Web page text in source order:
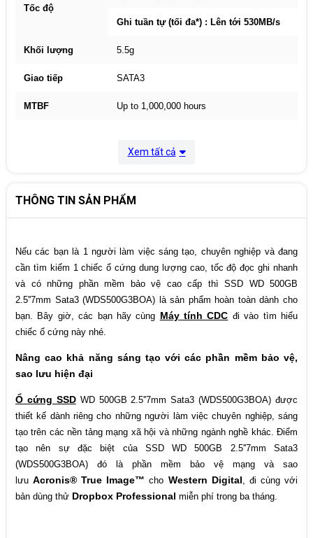
Tốc độ
Ghi tuần tự (tối đa*) : Lên tới 530MB/s
Khối lượng 5.5g
Giao tiếp SATA3
MTBF Up to 1,000,000 hours
Xem tất cả
THÔNG TIN SẢN PHẨM
Nếu các bạn là 1 người làm việc sáng tạo, chuyên nghiệp và đang
cần tìm kiếm 1 chiếc ổ cứng dung lượng cao, tốc độ đọc ghi nhanh
và có những phần mềm bảo vệ cao cấp thì SSD WD 500GB
2.5''7mm Sata3 (WDS500G3BOA) là sản phẩm hoàn toàn dành cho
bạn. Bây giờ, các bạn hãy cùng Máy tính CDC đi vào tìm hiểu
chiếc ổ cứng này nhé.
Nâng cao khả năng sáng tạo với các phần mềm bảo vệ,
sao lưu hiện đại
Ổ cứng SSDWD 500GB 2.5''7mm Sata3 (WDS500G3BOA) được
thiết kế dành riêng cho những người làm việc chuyên nghiệp, sáng
tạo trên các nền tảng mạng xã hội và những ngành nghề khác. Điểm
tạo nên sự đặc biệt của SSD WD 500GB 2.5''7mm Sata3
(WDS500G3BOA) đó là phần mềm bảo vệ mạng và sao
lưuAcronis® True Image™ cho Western Digital , đi cùng với
bản dùng thử Dropbox Professional miễn phí trong ba tháng.